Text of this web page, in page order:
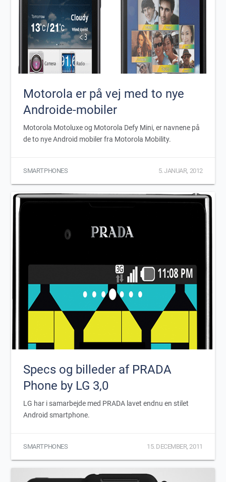
Motorola er på vej med to nye
Androide-mobiler
Motorola Motoluxe og Motorola Defy Mini, er navnene på
de to nye Android mobiler fra Motorola Mobility.
SMARTPHONES 5. JANUAR, 2012
Specs og billeder af PRADA
Phone by LG 3,0
LG har i samarbejde med PRADA lavet endnu en stilet
Android smartphone.
SMARTPHONES 15. DECEMBER, 2011